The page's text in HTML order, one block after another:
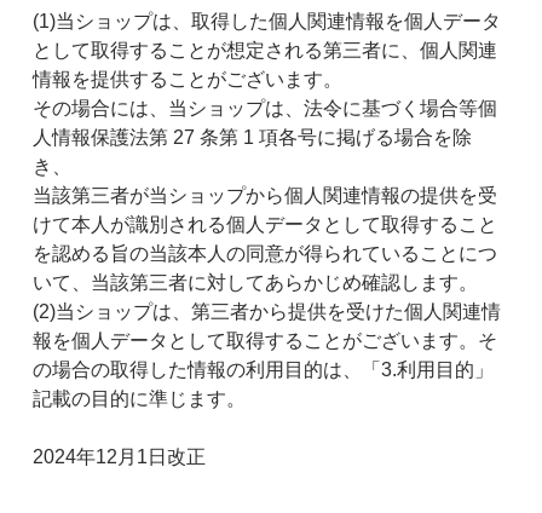
(1)当ショップは、取得した個人関連情報を個人データ
として取得することが想定される第三者に、個人関連
情報を提供することがございます。
その場合には、当ショップは、法令に基づく場合等個
人情報保護法第 27 条第 1 項各号に掲げる場合を除
き、
当該第三者が当ショップから個人関連情報の提供を受
けて本人が識別される個人データとして取得すること
を認める旨の当該本人の同意が得られていることにつ
いて、当該第三者に対してあらかじめ確認します。
(2)当ショップは、第三者から提供を受けた個人関連情
報を個人データとして取得することがございます。そ
の場合の取得した情報の利用目的は、「3.利用目的」
記載の目的に準じます。
2024年12月1日改正